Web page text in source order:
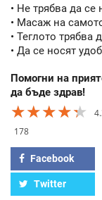
• Не трябва да се
• Масаж на
• Теглото трябва
• Да се носят
Помогни на
да бъде здрав!
★★★★★
★★★★★
★★★★★
178
Facebook
Twitter